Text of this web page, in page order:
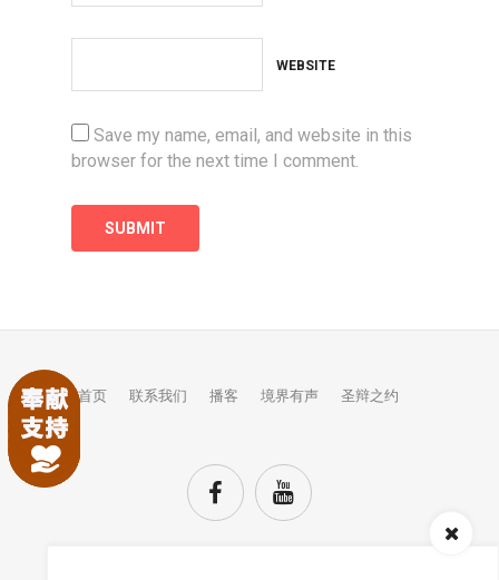
WEBSITE
Save my name, email, and website in this
browser for the next time I comment.
首页 联系我们 播客 境界有声 圣辩之约